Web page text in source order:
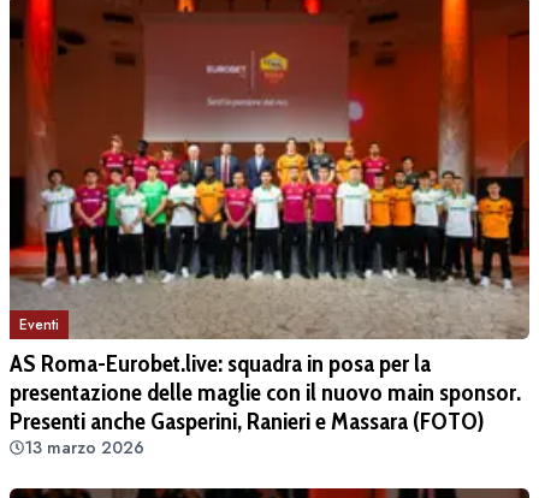
Eventi
AS Roma-Eurobet.live: squadra in posa per la
presentazione delle maglie con il nuovo main sponsor.
Presenti anche Gasperini, Ranieri e Massara (FOTO)
13 marzo 2026